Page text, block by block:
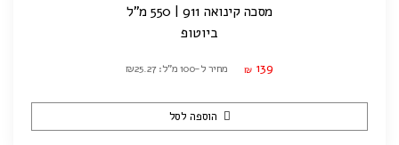
מסכה קינואה 911 | 550 מ"ל
ביוטופ
₪ 139 מחיר ל-100 מ"ל: ₪25.27
הוספה לסל